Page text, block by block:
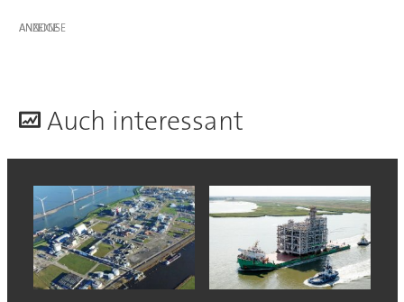
ANZEIGE
Auch interessant